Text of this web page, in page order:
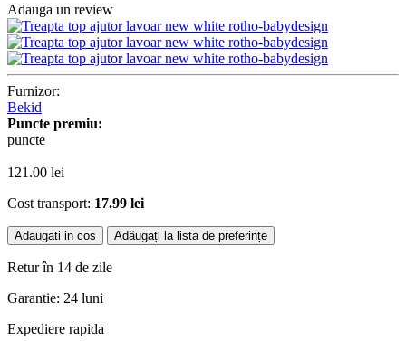
Adauga un review
Furnizor:
Bekid
Puncte premiu:
puncte
121.00 lei
Cost transport: 17.99 lei
Adaugati in cos Adăugați la lista de preferințe
Retur în 14 de zile
Garantie: 24 luni
Expediere rapida